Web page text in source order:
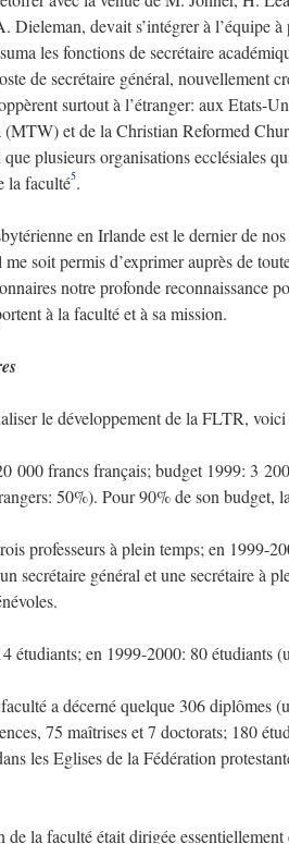
Dieleman, devait s’intégrer à l’équipe
les fonctions de secrétaire
de secrétaire général, nouvellement
surtout à l’étranger: aux Etats-
et de la Christian Reformed
que plusieurs organisations ecclésiales
la faculté5.
en Irlande est le dernier de
me soit permis d’exprimer auprès de
notre profonde reconnaissance
à la faculté et à sa mission.
le développement de la FLTR,
000 francs français; budget 1999: 3
50%). Pour 90% de son budget,
professeurs à plein temps; en 1999-
secrétaire général et une secrétaire à
étudiants; en 1999-2000: 80 étudiants
a décerné quelque 306 diplômes
75 maîtrises et 7 doctorats; 180
les Eglises de la Fédération
de la faculté était dirigée